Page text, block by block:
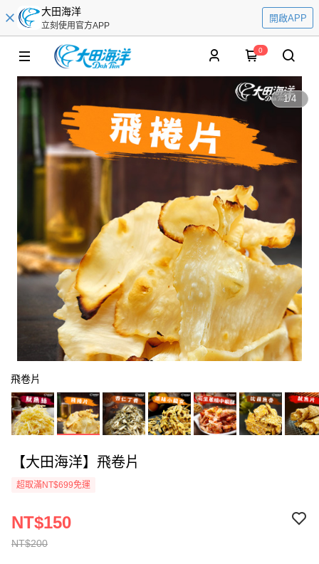
大田海洋
立刻使用官方APP
開啟APP
0
1/4
飛卷片
【大田海洋】飛卷片
超取滿NT$699免運
NT$200
NT$150